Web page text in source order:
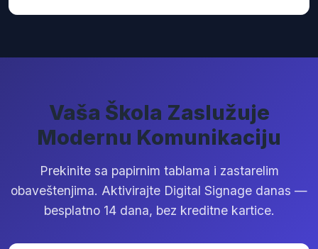
nastavnik može ažurirati samo ekran svog odeljenja.
kupovati specijalnu opremu. Ako imate stare TV-ove,
Vaša Škola Zaslužuje
Modernu Komunikaciju
Prekinite sa papirnim tablama i zastarelim
obaveštenjima. Aktivirajte Digital Signage danas —
besplatno 14 dana, bez kreditne kartice.